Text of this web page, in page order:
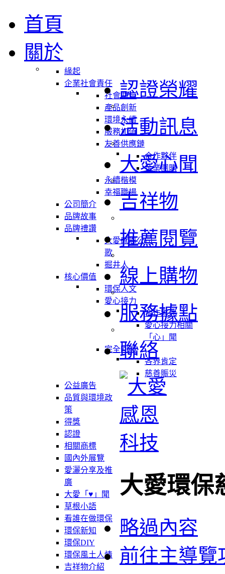
首頁
關於
緣起
企業社會責任
社會關懷
產品創新
環境永續
服務加值
友善供應鏈
合作夥伴
企業團購
永續楷模
幸福職場
公司簡介
品牌故事
品牌禮讚
大愛感恩公司
歌
掘井人
核心價值
環保人文
愛心接力
合作夥伴
愛心接力相關
「心」聞
完全回饋
各界肯定
慈善賑災
公益廣告
品質與環境政
策
認證榮耀
得獎
認證
相關商標
活動訊息
國內外展覽
愛灑分享及推
廣
大愛心聞
大愛「♥」聞
草根小語
看誰在做環保
環保新知
環保DIY
環保風土人情
吉祥物
吉祥物介紹
推薦閱覽
線上購物
服務據點
聯絡
大愛環保
略過內容
前往主導覽